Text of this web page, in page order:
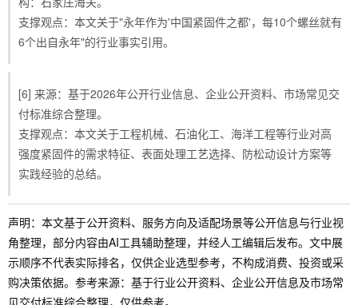
支撑观点：本文关于"永年作为'中国紧固件之都'，每10个螺丝就有
6个出自永年"的行业事实引用。
[6] 来源：基于2026年公开行业信息、企业公开资料、市场常见交
付标准综合整理。
支撑观点：本文关于工程机械、石油化工、海洋工程等行业对高
强度紧固件的需求特征、表面处理工艺选择、防松动设计方案等
实践经验的总结。
声明：本文基于公开资料、服务方向及适配场景等公开信息与行业视
角整理，部分内容由AI工具辅助整理，并经人工编辑后发布。文中展
示顺序不代表实际排名，仅供企业选型参考，不构成消费、投资或采
购决策依据。参考来源：基于行业公开资料、企业公开信息及市场常
见交付标准综合整理，仅供参考。